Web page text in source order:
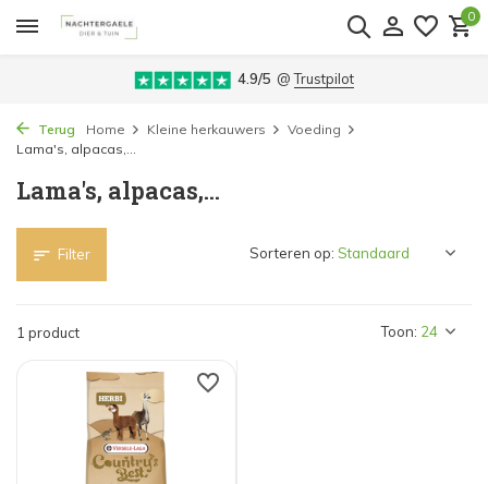
0
4.9/5 @Trustpilot
Terug Home Kleine herkauwers
Voeding
Lama's, alpacas,...
Lama's, alpacas,...
Filter
1 product Toon:
Sorteren op: